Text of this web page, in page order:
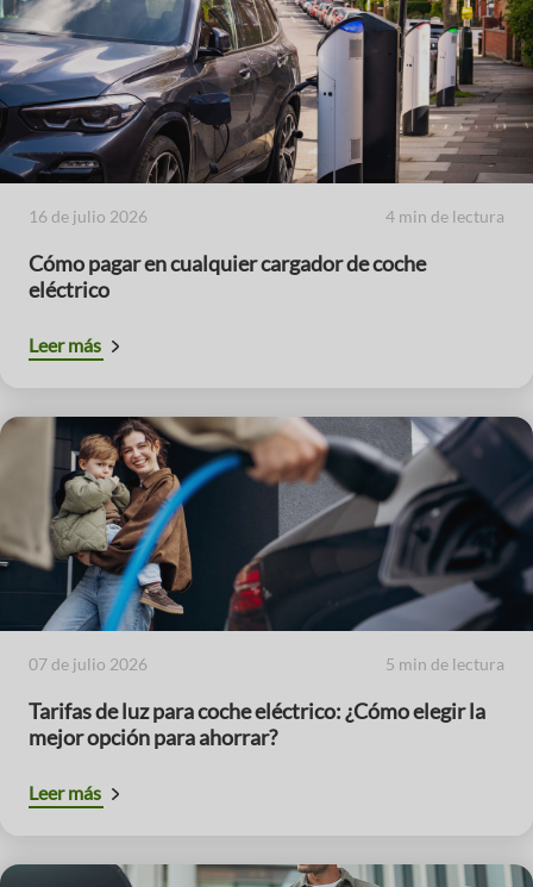
16 de julio 2026 4 min de lectura
Cómo pagar en cualquier cargador de coche
eléctrico
Leer más
07 de julio 2026 5 min de lectura
Tarifas de luz para coche eléctrico: ¿Cómo elegir la
mejor opción para ahorrar?
Leer más